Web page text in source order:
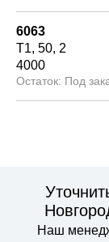
6063
Т1 50 2
4000
Под
Наш